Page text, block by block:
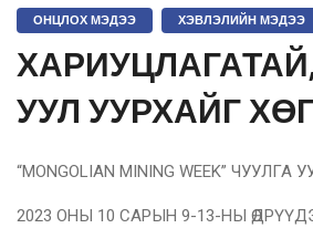
ОНЦЛОХ МЭДЭЭ ХЭВЛЭЛИЙН МЭДЭЭ
УУЛ УУРХАЙГ
“MONGOLIAN MINING WEEK” ЧУУЛГА
2023 ОНЫ 10 САРЫН 9-13-НЫ